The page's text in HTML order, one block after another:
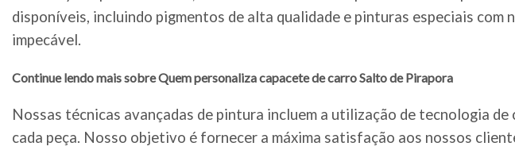
disponíveis, incluindo pigmentos de alta qualidade e pinturas especiais com
impecável.
Continue lendo mais sobre Quem personaliza capacete de carro Salto de Pirapora
Nossas técnicas avançadas de pintura incluem a utilização de tecnologia
cada peça. Nosso objetivo é fornecer a máxima satisfação aos nossos